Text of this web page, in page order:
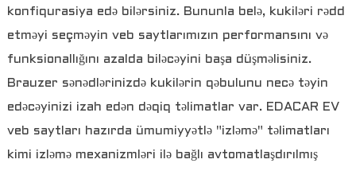
konfiqurasiya edə bilərsiniz. Bununla belə, kukiləri rədd
etməyi seçməyin veb saytlarımızın performansını və
funksionallığını azalda biləcəyini başa düşməlisiniz.
Brauzer sənədlərinizdə kukilərin qəbulunu necə təyin
edəcəyinizi izah edən dəqiq təlimatlar var. EDACAR EV
veb saytları hazırda ümumiyyətlə "izləmə" təlimatları
kimi izləmə mexanizmləri ilə bağlı avtomatlaşdırılmış